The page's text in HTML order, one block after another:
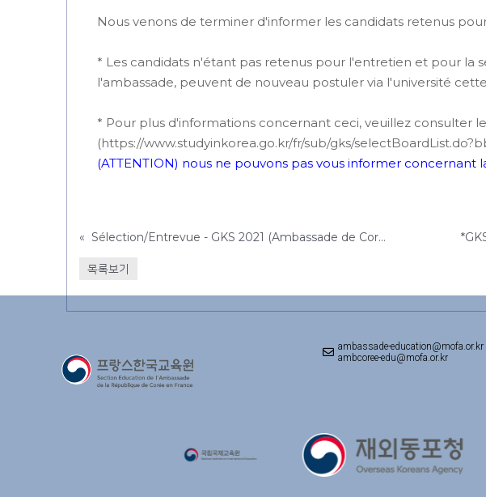
Nous venons de terminer d'informer les candidats retenus
* Les candidats n'étant pas retenus pour l'entretien et pour la
l'ambassade, peuvent de nouveau postuler via l'université
* Pour plus d'informations concernant ceci, veuillez consulter
(https://www.studyinkorea.go.kr/fr/sub/gks/
(ATTENTION) nous ne pouvons pas vous informer concernant
« Sélection/Entrevue - GKS 2021 (Ambassade de Corée en France)
목록보기
ambassade-education@mofa.or.kr
ambcoree-edu@mofa.or.kr